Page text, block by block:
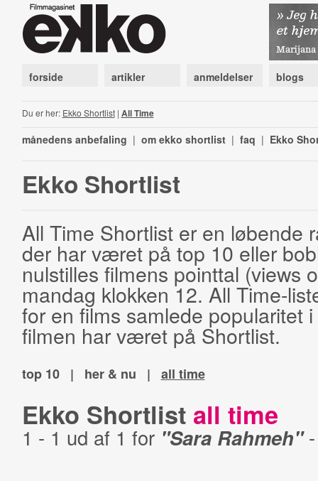
forside artikler anmeldelser blogs
Du er her: Ekko Shortlist| All Time
månedens anbefaling | om ekko shortlist | faq | Ekko
Ekko Shortlist
All Time Shortlist er en løbende
der har været på top 10 eller
nulstilles filmens pointtal (views
mandag klokken 12. All Time-
for en films samlede popularitet
filmen har været på Shortlist.
top 10 | her & nu | all time
Ekko Shortlist all time
1 - 1 ud af 1 for "Sara Rahmeh"